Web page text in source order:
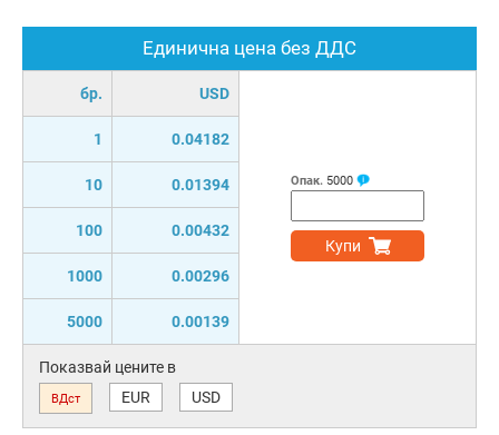
Единична цена без ДДС
бр. USD
1 0.04182
10 0.01394
100 0.00432
1000 0.00296
5000 0.00139
Опак. 5000
Купи
Показвай цените в
ВДст EUR USD